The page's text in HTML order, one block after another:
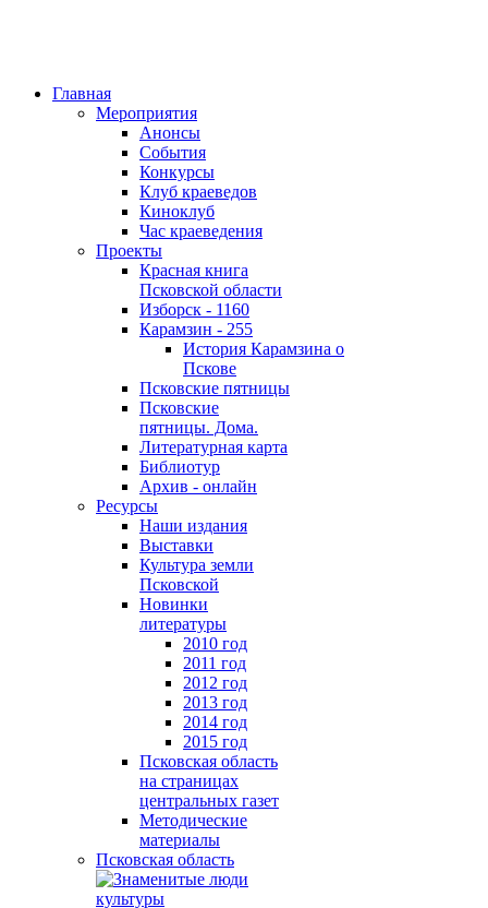
Главная
Мероприятия
Анонсы
События
Конкурсы
Клуб краеведов
Киноклуб
Час краеведения
Проекты
Красная книга
Псковской области
Изборск - 1160
Карамзин - 255
История Карамзина о
Пскове
Псковские пятницы
Псковские
пятницы. Дома.
Литературная карта
Библиотур
Архив - онлайн
Ресурсы
Наши издания
Выставки
Культура земли
Псковской
Новинки
литературы
2010 год
2011 год
2012 год
2013 год
2014 год
2015 год
Псковская область
на страницах
центральных газет
Методические
материалы
Псковская область